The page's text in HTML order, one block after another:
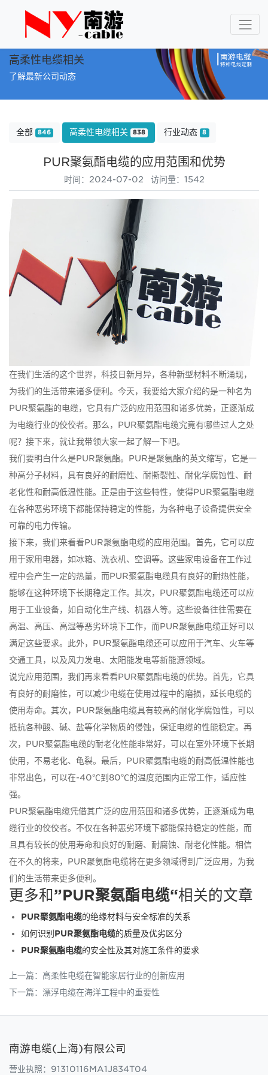
高柔性电缆相关
了解最新公司动态
全部 846 高柔性电缆相关 838 行业动态 8
PUR聚氨酯电缆的应用范围和优势
时间：2024-07-02 访问量：1542
在我们生活的这个世界，科技日新月异，各种新型材料不断涌现，
为我们的生活带来诸多便利。今天，我要给大家介绍的是一种名为
PUR聚氨酯的电缆，它具有广泛的应用范围和诸多优势，正逐渐成
为电缆行业的佼佼者。那么，PUR聚氨酯电缆究竟有哪些过人之处
呢？接下来，就让我带领大家一起了解一下吧。
我们要明白什么是PUR聚氨酯。PUR是聚氨酯的英文缩写，它是一
种高分子材料，具有良好的耐磨性、耐撕裂性、耐化学腐蚀性、耐
老化性和耐高低温性能。正是由于这些特性，使得PUR聚氨酯电缆
在各种恶劣环境下都能保持稳定的性能，为各种电子设备提供安全
可靠的电力传输。
接下来，我们来看看PUR聚氨酯电缆的应用范围。首先，它可以应
用于家用电器，如冰箱、洗衣机、空调等。这些家电设备在工作过
程中会产生一定的热量，而PUR聚氨酯电缆具有良好的耐热性能，
能够在这种环境下长期稳定工作。其次，PUR聚氨酯电缆还可以应
用于工业设备，如自动化生产线、机器人等。这些设备往往需要在
高温、高压、高湿等恶劣环境下工作，而PUR聚氨酯电缆正好可以
满足这些要求。此外，PUR聚氨酯电缆还可以应用于汽车、火车等
交通工具，以及风力发电、太阳能发电等新能源领域。
说完应用范围，我们再来看看PUR聚氨酯电缆的优势。首先，它具
有良好的耐磨性，可以减少电缆在使用过程中的磨损，延长电缆的
使用寿命。其次，PUR聚氨酯电缆具有较高的耐化学腐蚀性，可以
抵抗各种酸、碱、盐等化学物质的侵蚀，保证电缆的性能稳定。再
次，PUR聚氨酯电缆的耐老化性能非常好，可以在室外环境下长期
使用，不易老化、龟裂。最后，PUR聚氨酯电缆的耐高低温性能也
非常出色，可以在-40℃到80℃的温度范围内正常工作，适应性
强。
PUR聚氨酯电缆凭借其广泛的应用范围和诸多优势，正逐渐成为电
缆行业的佼佼者。不仅在各种恶劣环境下都能保持稳定的性能，而
且具有较长的使用寿命和良好的耐磨、耐腐蚀、耐老化性能。相信
在不久的将来，PUR聚氨酯电缆将在更多领域得到广泛应用，为我
们的生活带来更多便利。
更多和”PUR聚氨酯电缆“相关的文章
PUR聚氨酯电缆的绝缘材料与安全标准的关系
如何识别 PUR聚氨酯电缆的质量及优劣区分
PUR聚氨酯电缆的安全性及其对施工条件的要求
上一篇： 高柔性电缆在智能家居行业的创新应用
下一篇： 漂浮电缆在海洋工程中的重要性
南游电缆(上海)有限公司
营业执照：91310116MA1J834T04